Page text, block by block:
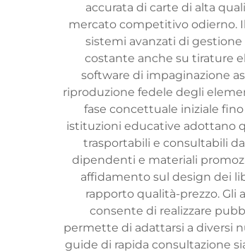
accurata di carte di alta
mercato competitivo odierno.
sistemi avanzati di
costante anche su tirature
software di impaginazione
riproduzione fedele degli
fase concettuale iniziale
istituzioni educative adottano
trasportabili e consultabili
dipendenti e materiali
affidamento sul design dei
rapporto qualità-prezzo.
consente di realizzare
permette di adattarsi a diversi
guide di rapida consultazione